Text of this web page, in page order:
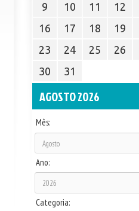
9
10 11 12
16
17 18 19
23
24 25 26
30
31
AGOSTO 2026
Mês:
Ano:
Categoria: